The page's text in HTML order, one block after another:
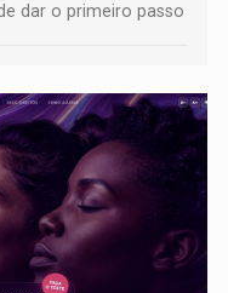
dar o primeiro passo